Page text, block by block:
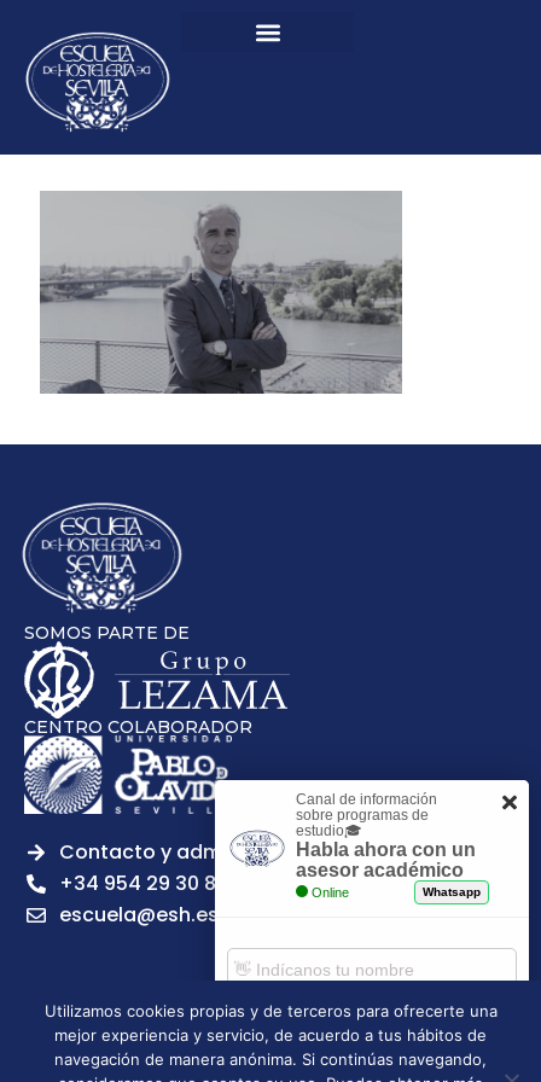
SOMOS PARTE DE
CENTRO COLABORADOR
Contacto y admisiones
+34 954 29 30 81
escuela@esh.es
Aviso legal Política de Privacidad
Política de Cookies
Política de calidad
Tablón de anuncios
Utilizamos cookies propias y de terceros para ofrecerte una
mejor experiencia y servicio, de acuerdo a tus hábitos de
navegación de manera anónima. Si continúas navegando,
Canal de información
sobre programas de
estudio🎓
Habla ahora con un
asesor académico
Online Whatsapp
Comenzar chat